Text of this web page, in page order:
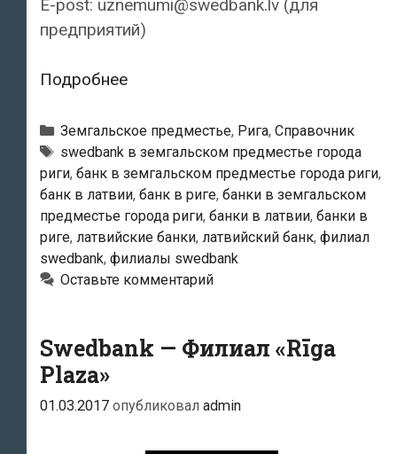
E-post: uznemumi@swedbank.lv (для
предприятий)
ПодробнееSwedbank
Филиал
«Spice»
Рубрики
Земгальское предместье, Рига, Справочник
Тэги
swedbank в земгальском предместье города
риги, банк в земгальском предместье города риги,
банк в латвии, банк в риге, банки в земгальском
предместье города риги, банки в латвии, банки в
риге, латвийские банки, латвийский банк, филиал
swedbank, филиалы swedbank
Оставьте комментарий
Swedbank — Филиал «Rīga
Plaza»
01.03.2017 опубликовал admin